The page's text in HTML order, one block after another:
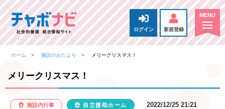
ログイン 新規登録
ホーム 施設のおたより メリークリスマス！
メリークリスマス！
施設内行事 自立援助ホーム 2022/12/25 21:21